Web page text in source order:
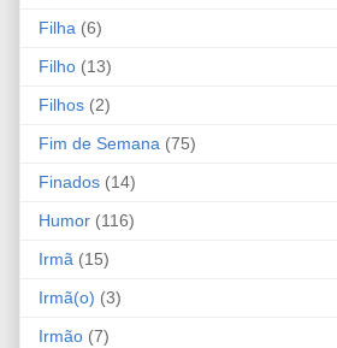
Filha (6)
Filho (13)
Filhos (2)
Fim de Semana (75)
Finados (14)
Humor (116)
Irmã (15)
Irmã(o) (3)
Irmão (7)